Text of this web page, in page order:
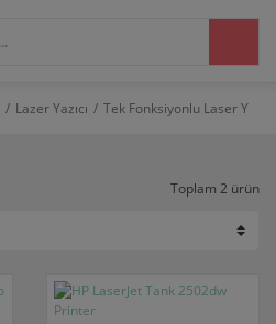
Lazer Yazıcı Tek Fonksiyonlu Laser Yazıcı
Toplam 2 ürün